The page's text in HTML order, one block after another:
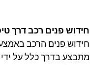
חידוש פנים רכב דרך
חידוש פנים הרכב
מתבצע בדרך כלל על